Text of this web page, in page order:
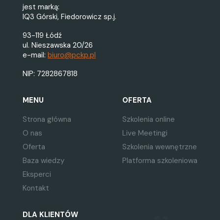
jest marką:
IQ3 Górski, Fiedorowicz sp.j.
93-119 Łódź
ul. Nieszawska 20/26
e-mail: biuro@pckp.pl
NIP: 7282867818
MENU
Strona główna
O nas
Oferta
Baza wiedzy
Eksperci
Kontakt
OFERTA
Szkolenia online
Live Meetingi
Szkolenia wewnętrzne
Platforma szkoleniowa
DLA KLIENTÓW